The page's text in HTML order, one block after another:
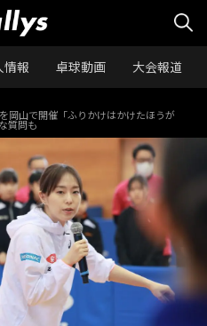
情報 卓球動画 大会報道
岡山で開催「ふりかけはかけたほうが
質問も